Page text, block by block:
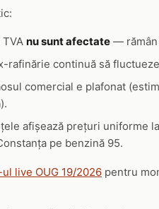
nu sunt afectate — rămân
rafinărie continuă să
comercial e plafonat
afișează prețuri uniforme
pe benzină 95.
live OUG 19/2026 pentru